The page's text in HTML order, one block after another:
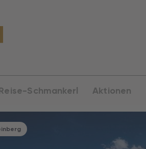
Schmankerl Aktionen